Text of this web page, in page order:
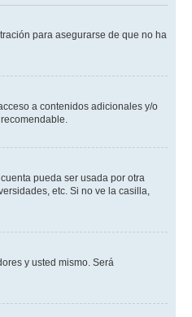
para asegurarse de que no ha
a contenidos adicionales y/o
pueda ser usada por otra
etc. Si no ve la casilla,
y usted mismo. Será